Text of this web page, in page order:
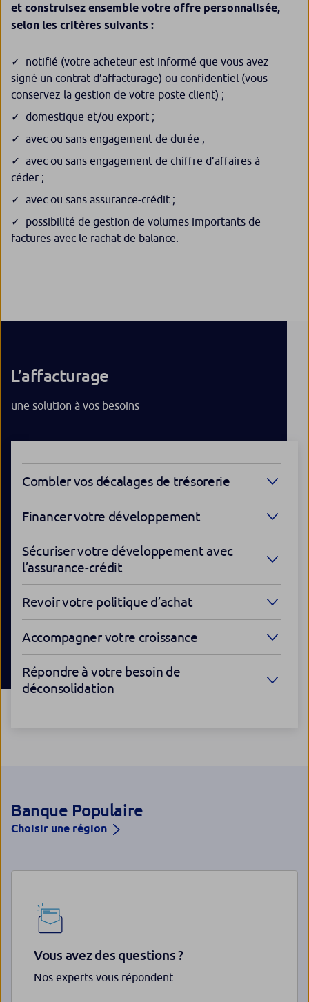
et construisez ensemble votre offre personnalisée,
selon les critères suivants :
notifié (votre acheteur est informé que vous avez
signé un contrat d’affacturage) ou confidentiel (vous
conservez la gestion de votre poste client) ;
domestique et/ou export ;
avec ou sans engagement de durée ;
avec ou sans engagement de chiffre d’affaires à
céder ;
avec ou sans assurance-crédit ;
possibilité de gestion de volumes importants de
factures avec le rachat de balance.
L’affacturage
une solution à vos besoins
Combler vos décalages de trésorerie
Financer votre développement
Sécuriser votre développement avec
l’assurance-crédit
Revoir votre politique d’achat
Accompagner votre croissance
Répondre à votre besoin de
déconsolidation
Banque Populaire
Choisir une région
Vous avez des questions ?
Nos experts vous répondent.